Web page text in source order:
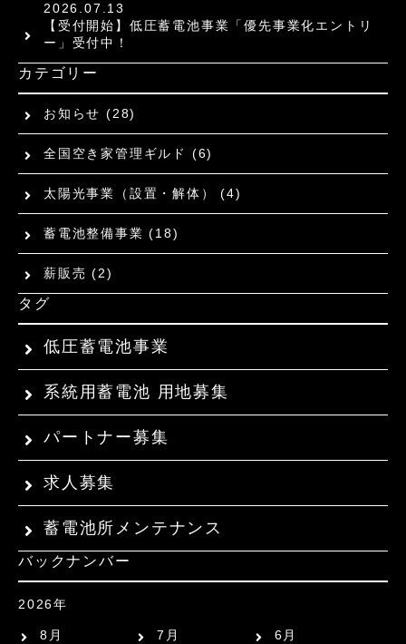
2026.07.13
【受付開始】低圧蓄電池事業「優先事業化エントリ
ー」受付中！
カテゴリー
お知らせ (28)
全国空き家管理ギルド (6)
太陽光事業（設置・解体） (4)
蓄電池整備事業 (18)
薪販売 (2)
タグ
蓄電池所メンテナンス
求人募集
パートナー募集
系統用蓄電池 用地募集
低圧蓄電池事業
バックナンバー
2026年
8月 7月
6月